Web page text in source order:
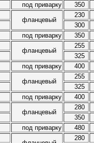
под приварку 350
фланцевый
230
300
под приварку 350
фланцевый
255
325
под приварку 400
фланцевый
255
325
под приварку 400
фланцевый
280
350
под приварку 480
280